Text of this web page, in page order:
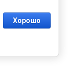
Хорошо